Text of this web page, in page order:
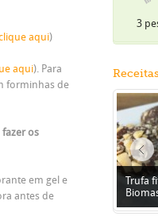
aqui)
aqui). Para
forminhas de
os
em gel e
antes de
3
Trufa